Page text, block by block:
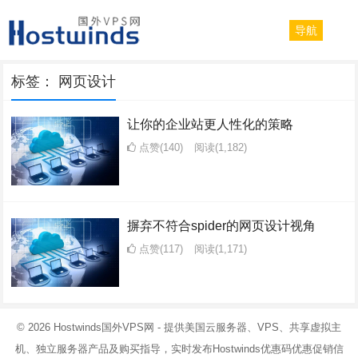
导航
标签： 网页设计
让你的企业站更人性化的策略
点赞(140) 阅读(1,182)
摒弃不符合spider的网页设计视角
点赞(117) 阅读(1,171)
© 2026 Hostwinds国外VPS网 - 提供美国云服务器、VPS、共享虚拟主
机、独立服务器产品及购买指导，实时发布Hostwinds优惠码优惠促销信